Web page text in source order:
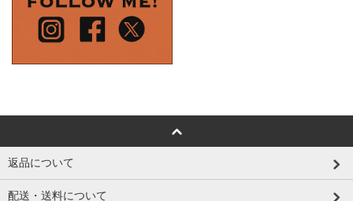
返品について
配送・送料について